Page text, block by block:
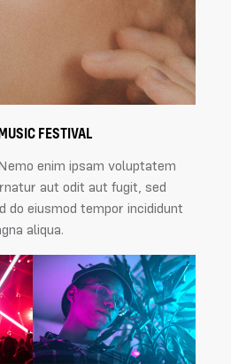
FESTIVAL
enim ipsam voluptatem
aut odit aut fugit, sed
do eiusmod tempor incididunt
aliqua.